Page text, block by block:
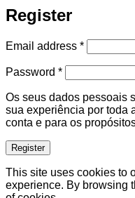
Register
Email address *Required
Password *Required
Os seus dados pessoais
sua experiência por toda
conta e para os
Register
This site uses cookies to
experience. By browsing